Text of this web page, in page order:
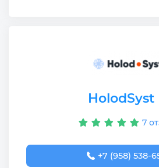
HolodSyst
7
+7 (958) 538-